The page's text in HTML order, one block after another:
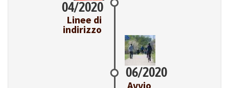
04/2020
Linee di
indirizzo
06/2020
Avvio